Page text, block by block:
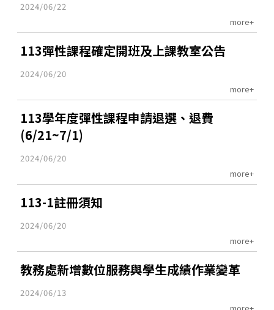
2024/06/22
more+
113彈性課程確定開班及上課教室公告
2024/06/20
more+
113學年度彈性課程申請退選、退費
(6/21~7/1)
2024/06/20
more+
113-1註冊須知
2024/06/20
more+
教務處新增數位服務與學生成績作業變革
2024/06/13